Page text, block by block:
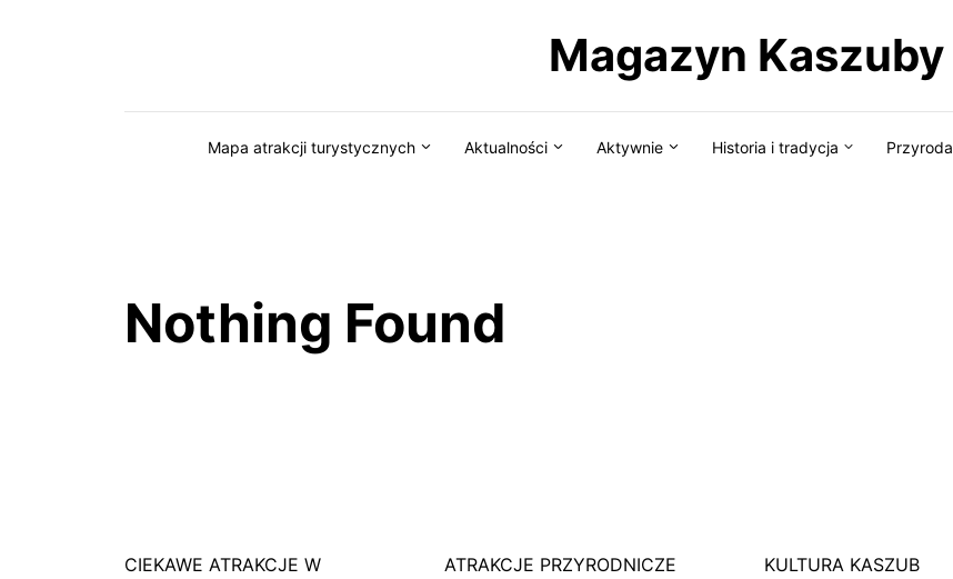
Magazyn Kaszuby
Mapa atrakcji turystycznych Aktualności Aktywnie Historia i tradycja Przyroda
Nothing Found
CIEKAWE ATRAKCJE W
ATRAKCJE PRZYRODNICZE KULTURA KASZUB